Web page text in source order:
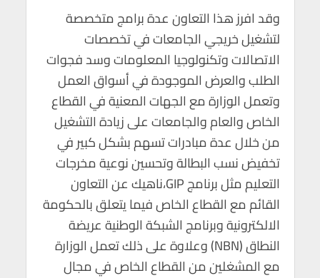
وقد افرز هذا التعاون عدة برامج متخصصة
لتشغيل خريجي الجامعات في تخصصات
الاتصالات وتكنولوجيا المعلومات وسد فجوات
الطلب والعرض الموجودة في أسواق العمل
وتعمل الوزارة مع الجهات المعنية في القطاع
الخاص والعام والجامعات على زيادة التشغيل
من خلال عدة مبادرات تسهم بشكل كبير في
تخفيض نسب البطالة وتحسين نوعية مخرجات
التعليم مثل برنامج GIP،ناهيك عن التعاون
القائم مع القطاع الخاص فيما يتعلق بالحكومة
الالكترونية وبرنامج الشبكة الوطنية عريضة
النطاق (NBN) وعلاوة على ذلك تعمل الوزارة
مع المشغلين من القطاع الخاص في مجال